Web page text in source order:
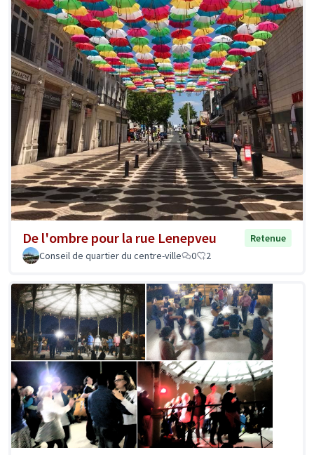
De l'ombre pour la rue Lenepveu
Retenue
Conseil de quartier du centre-ville
0 2